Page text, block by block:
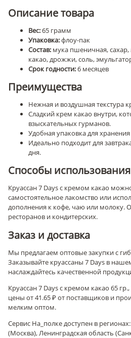
Описание товара
Вес:65 грамм
Упаковка:флоу-пак
Состав: мука пшеничная, сахар,
какао, дрожжи, соль,
Срок годности:6 месяцев
Преимущества
Нежная и воздушная текстура
Сладкий крем какао внутри,
взыскательных гурманов.
Удобная упаковка для
Идеально подходит для
дня.
Способы использования
Круассан 7 Days с кремом какао
самостоятельное лакомство или
дополнения к кофе, чаю или молоку.
ресторанов и кондитерских.
Заказ и доставка
Мы предлагаем оптовые закупки с
Заказывайте круассаны 7 Days в
наслаждайтесь качественной
Круассан 7 Days с кремом какао 65
цены от 41.65 ₽ от поставщиков и
мелким оптом.
Сервис На_полке доступен в
(Москва), Ленинградская область